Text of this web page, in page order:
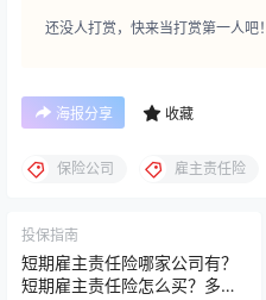
还没人打赏，快来当打赏第一人吧！
海报分享 收藏
保险公司 雇主责任险
投保指南
短期雇主责任险哪家公司有？
短期雇主责任险怎么买？多少